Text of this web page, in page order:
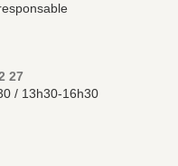
27
/ 13h30-16h30